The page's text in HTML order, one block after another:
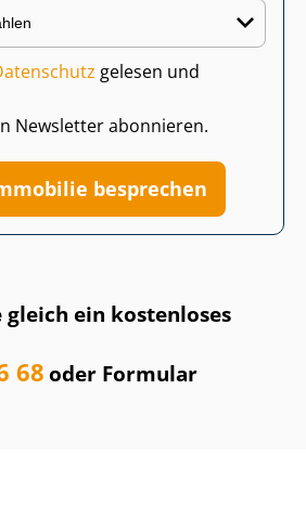
gleich ein kostenloses
68oder Formular
gelesen und
Newsletter abonnieren.
besprechen